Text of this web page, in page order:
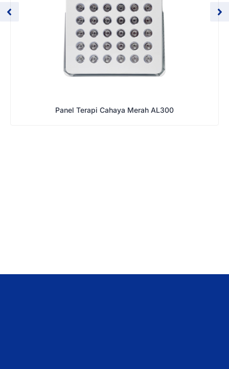
Panel Terapi Cahaya Merah AL300